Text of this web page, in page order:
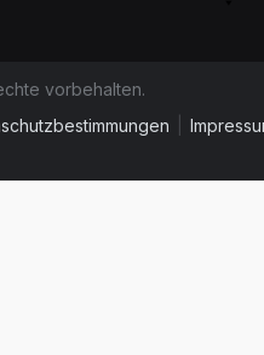
vorbehalten.